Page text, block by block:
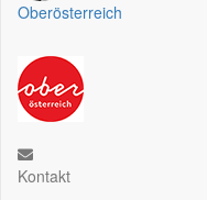
Oberösterreich
Kontakt